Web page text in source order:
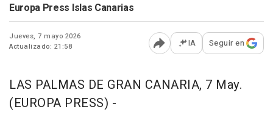
Europa Press Islas Canarias
Jueves, 7 mayo 2026
Actualizado: 21:58
Abrir opciones para
IA Seguir en
LAS PALMAS DE GRAN CANARIA, 7 May.
(EUROPA PRESS) -